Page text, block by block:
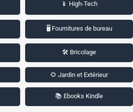
📱 High-Tech
🖥️ Fournitures de bureau
🛠️ Bricolage
🌻 Jardin et Extérieur
📚 Ebooks Kindle